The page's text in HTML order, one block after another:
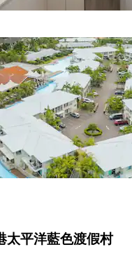
太平洋藍色渡假村